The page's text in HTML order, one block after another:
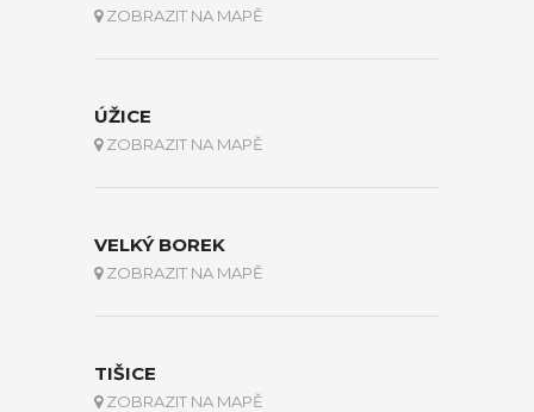
ZOBRAZIT NA MAPĚ
ÚŽICE
ZOBRAZIT NA MAPĚ
VELKÝ BOREK
ZOBRAZIT NA MAPĚ
TIŠICE
ZOBRAZIT NA MAPĚ